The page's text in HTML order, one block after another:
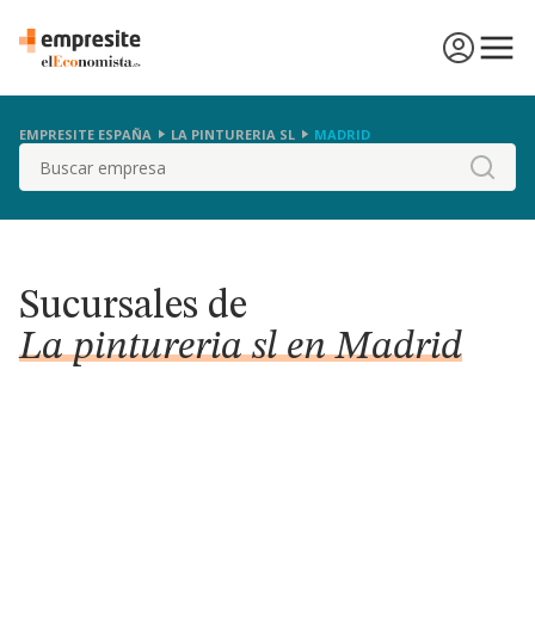
EMPRESITE ESPAÑA LA PINTURERIA SL MADRID
Buscar
Sucursales de
La pintureria sl en Madrid